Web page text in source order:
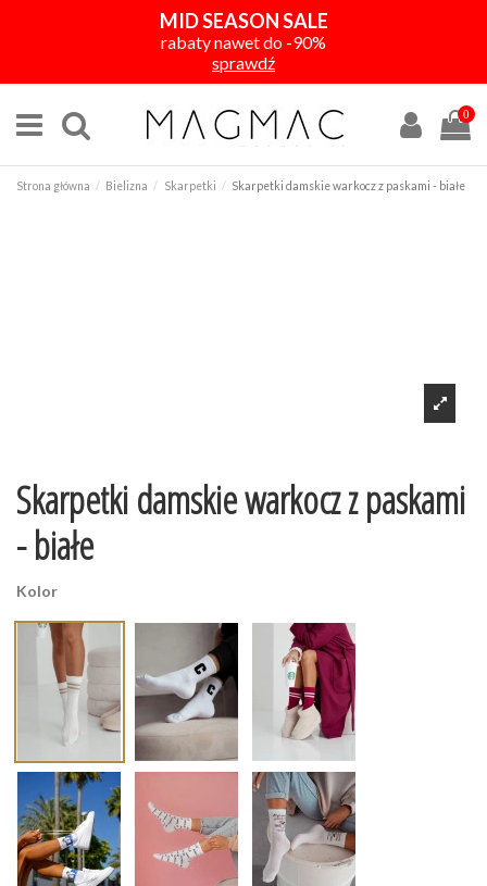
MID SEASON SALE
rabaty nawet do -90%
sprawdź
0
Strona główna Bielizna Skarpetki Skarpetki damskie warkocz z paskami - białe
Skarpetki damskie warkocz z paskami
- białe
Kolor